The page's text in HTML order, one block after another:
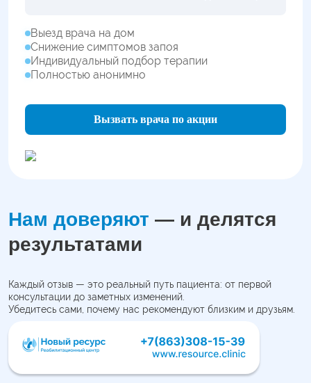
Выезд врача на дом
Снижение симптомов запоя
Индивидуальный подбор терапии
Полностью анонимно
Вызвать врача по акции
Нам доверяют — и делятся
результатами
Каждый отзыв — это реальный путь пациента: от первой
консультации до заметных изменений.
Убедитесь сами, почему нас рекомендуют близким и друзьям.